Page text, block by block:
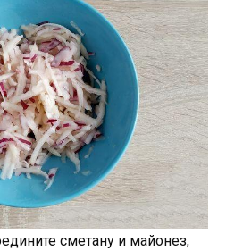
сметану и майонез,